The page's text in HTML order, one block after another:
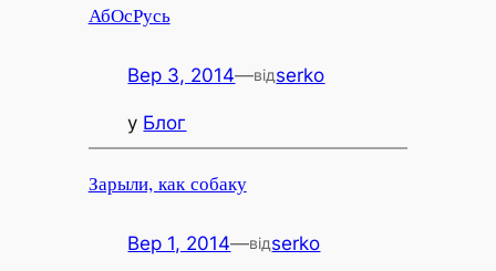
АбОсРусь
Вер 3, 2014—відserko
у Блог
Зарыли, как собаку
Вер 1, 2014—відserko